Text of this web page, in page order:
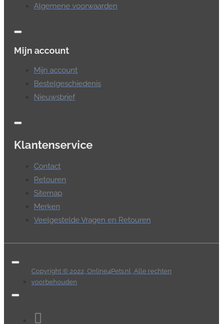
Algemene voorwaarden
Mijn account
Mijn account
Bestelgeschiedenis
Nieuwsbrief
Klantenservice
Contact
Retouren
Sitemap
Merken
Veelgestelde Vragen en Retouren
Copyright © 2022, Online4Pets.nl, Alle rechten
voorbehouden